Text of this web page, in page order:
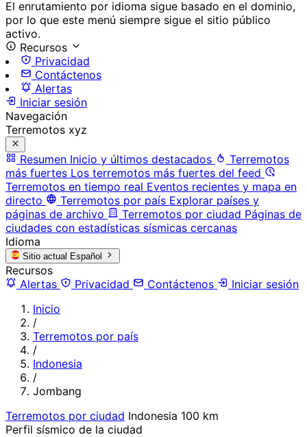
El enrutamiento por idioma sigue basado en el dominio,
por lo que este menú siempre sigue el sitio público
activo.
Recursos
Privacidad
Contáctenos
Alertas
Iniciar sesión
Navegación
Terremotos xyz
Resumen Inicio y últimos destacados
Terremotos
más fuertes Los terremotos más fuertes del feed
Terremotos en tiempo real Eventos recientes y mapa en
directo
Terremotos por país Explorar países y
páginas de archivo
Terremotos por ciudad Páginas de
ciudades con estadísticas sísmicas cercanas
Idioma
Sitio actual Español
Recursos
Alertas
Privacidad Contáctenos
Iniciar sesión
Inicio
/
Terremotos por país
/
Indonesia
/
Jombang
Terremotos por ciudad Indonesia 100 km
Perfil sísmico de la ciudad